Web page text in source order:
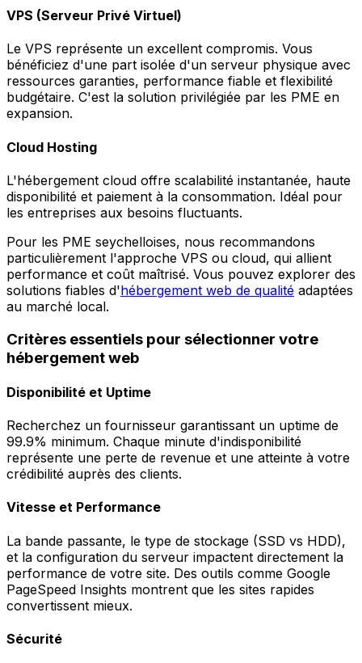
VPS (Serveur Privé Virtuel)
Le VPS représente un excellent compromis. Vous
bénéficiez d'une part isolée d'un serveur physique avec
ressources garanties, performance fiable et flexibilité
budgétaire. C'est la solution privilégiée par les PME en
expansion.
Cloud Hosting
L'hébergement cloud offre scalabilité instantanée, haute
disponibilité et paiement à la consommation. Idéal pour
les entreprises aux besoins fluctuants.
Pour les PME seychelloises, nous recommandons
particulièrement l'approche VPS ou cloud, qui allient
performance et coût maîtrisé. Vous pouvez explorer des
solutions fiables d'hébergement web de qualité adaptées
au marché local.
Critères essentiels pour sélectionner votre
hébergement web
Disponibilité et Uptime
Recherchez un fournisseur garantissant un uptime de
99.9% minimum. Chaque minute d'indisponibilité
représente une perte de revenue et une atteinte à votre
crédibilité auprès des clients.
Vitesse et Performance
La bande passante, le type de stockage (SSD vs HDD),
et la configuration du serveur impactent directement la
performance de votre site. Des outils comme Google
PageSpeed Insights montrent que les sites rapides
convertissent mieux.
Sécurité